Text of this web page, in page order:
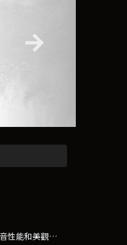
F501SP 是 F501 揚聲器的英國製造版本。F501SP 以原始型號出色的聲音性能和美觀為基礎。 *鋼琴烤漆(胡桃木)$197,200